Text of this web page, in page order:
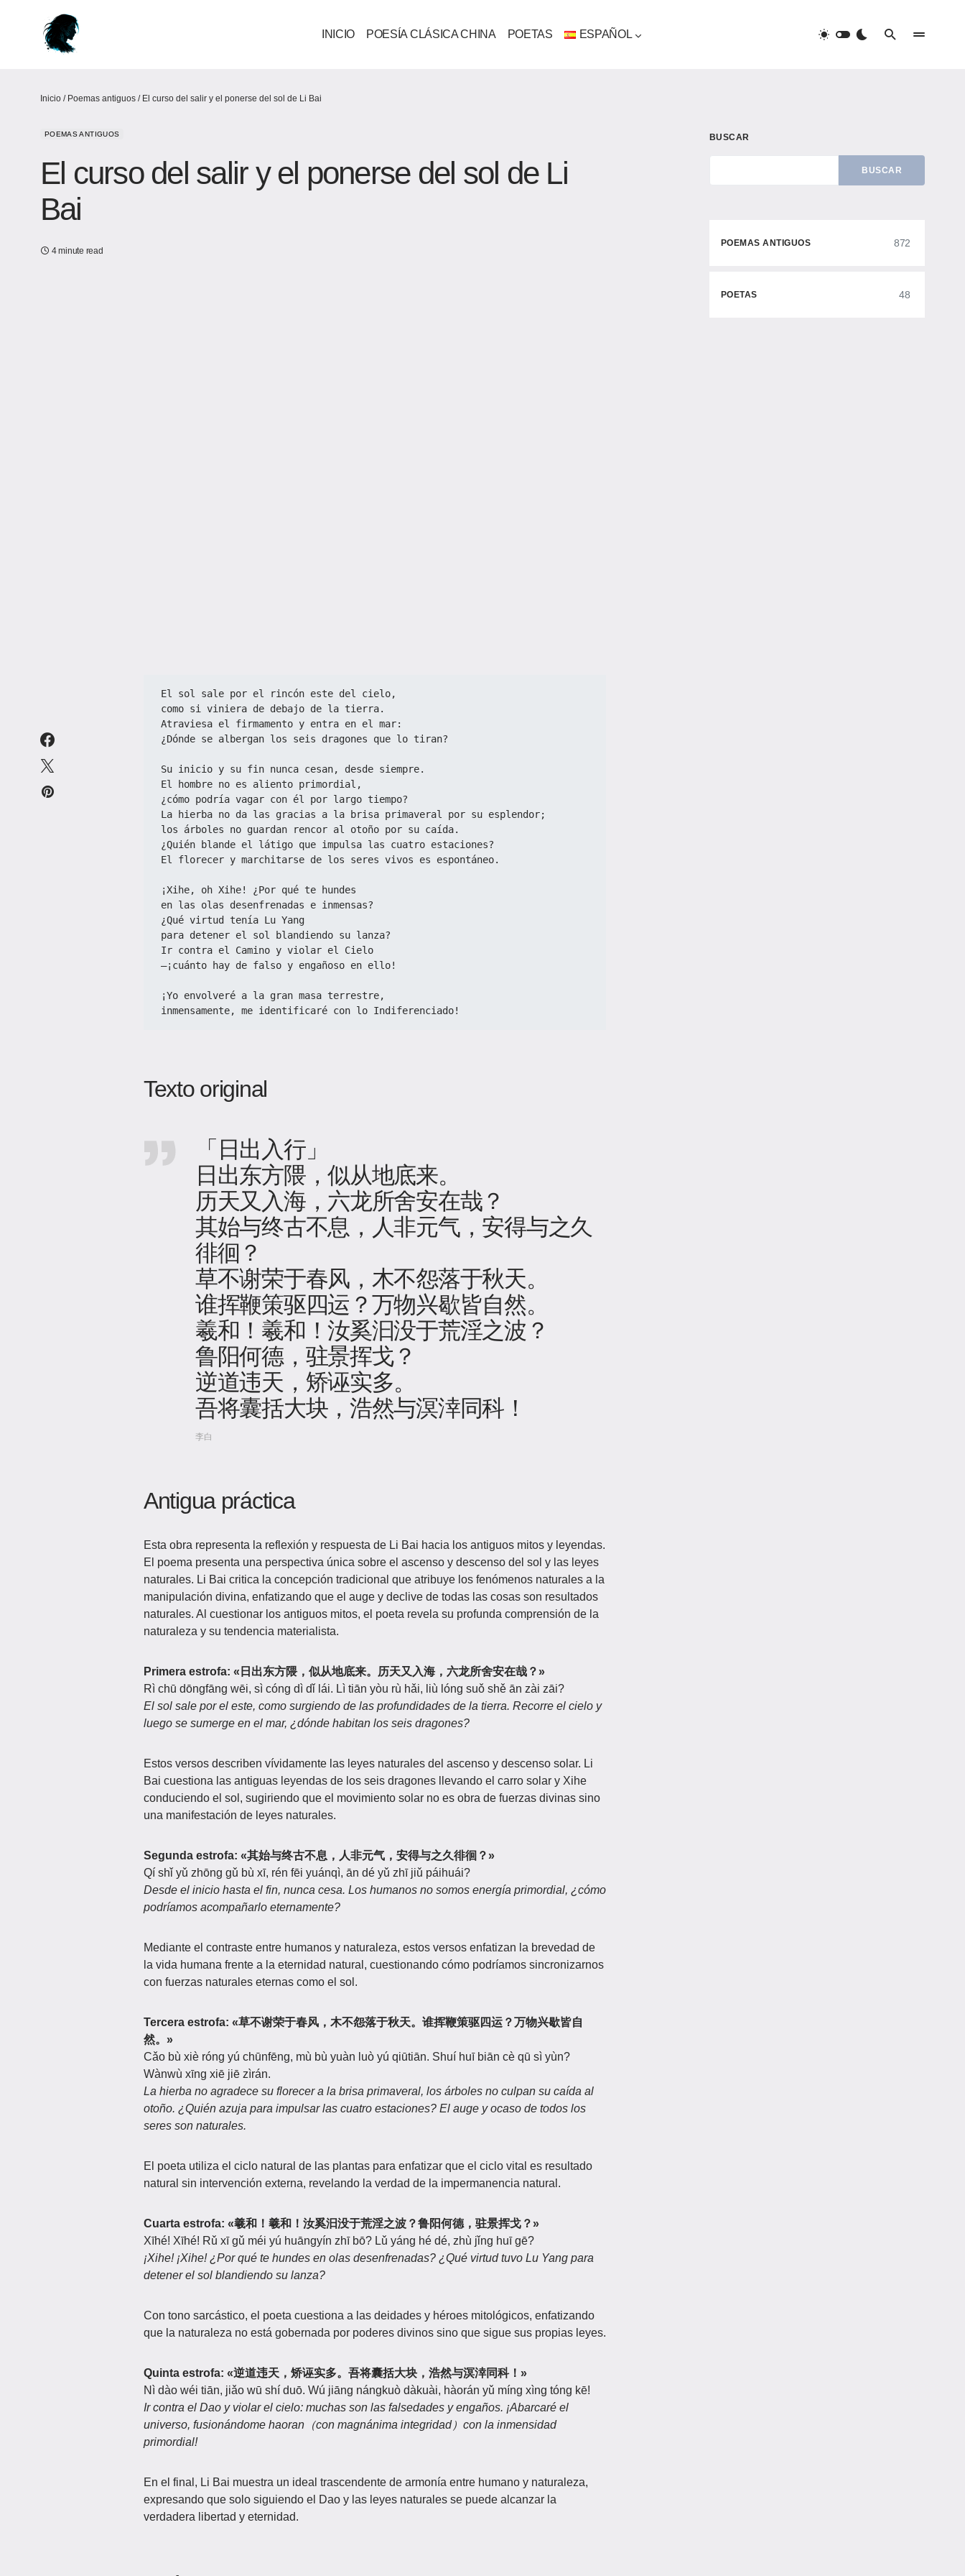
INICIO POESÍA CLÁSICA CHINA POETAS ESPAÑOL
Inicio / Poemas antiguos / El curso del salir y el ponerse del sol de Li Bai
POEMAS ANTIGUOS
El curso del salir y el ponerse del sol de Li
Bai
4 minute read
El sol sale por el rincón este del cielo,
como si viniera de debajo de la tierra.
Atraviesa el firmamento y entra en el mar:
¿Dónde se albergan los seis dragones que lo tiran?
Su inicio y su fin nunca cesan, desde siempre.
El hombre no es aliento primordial,
¿cómo podría vagar con él por largo tiempo?
La hierba no da las gracias a la brisa primaveral por su esplendor;
los árboles no guardan rencor al otoño por su caída.
¿Quién blande el látigo que impulsa las cuatro estaciones?
El florecer y marchitarse de los seres vivos es espontáneo.
¡Xihe, oh Xihe! ¿Por qué te hundes
en las olas desenfrenadas e inmensas?
¿Qué virtud tenía Lu Yang
para detener el sol blandiendo su lanza?
Ir contra el Camino y violar el Cielo
—¡cuánto hay de falso y engañoso en ello!
¡Yo envolveré a la gran masa terrestre,
inmensamente, me identificaré con lo Indiferenciado!
Texto original
「日出入行」
日出东方隈，似从地底来。
历天又入海，六龙所舍安在哉？
其始与终古不息，人非元气，安得与之久
徘徊？
草不谢荣于春风，木不怨落于秋天。
谁挥鞭策驱四运？万物兴歇皆自然。
羲和！羲和！汝奚汩没于荒淫之波？
鲁阳何德，驻景挥戈？
逆道违天，矫诬实多。
吾将囊括大块，浩然与溟涬同科！
李白
Antigua práctica
Esta obra representa la reflexión y respuesta de Li Bai hacia los antiguos mitos y leyendas.
El poema presenta una perspectiva única sobre el ascenso y descenso del sol y las leyes
naturales. Li Bai critica la concepción tradicional que atribuye los fenómenos naturales a la
manipulación divina, enfatizando que el auge y declive de todas las cosas son resultados
naturales. Al cuestionar los antiguos mitos, el poeta revela su profunda comprensión de la
naturaleza y su tendencia materialista.
Primera estrofa: «日出东方隈，似从地底来。历天又入海，六龙所舍安在哉？»
Rì chū dōngfāng wēi, sì cóng dì dǐ lái. Lì tiān yòu rù hǎi, liù lóng suǒ shě ān zài zāi?
El sol sale por el este, como surgiendo de las profundidades de la tierra. Recorre el cielo y
luego se sumerge en el mar, ¿dónde habitan los seis dragones?
Estos versos describen vívidamente las leyes naturales del ascenso y descenso solar. Li
Bai cuestiona las antiguas leyendas de los seis dragones llevando el carro solar y Xihe
conduciendo el sol, sugiriendo que el movimiento solar no es obra de fuerzas divinas sino
una manifestación de leyes naturales.
Segunda estrofa: «其始与终古不息，人非元气，安得与之久徘徊？»
Qí shǐ yǔ zhōng gǔ bù xī, rén fēi yuánqì, ān dé yǔ zhī jiǔ páihuái?
Desde el inicio hasta el fin, nunca cesa. Los humanos no somos energía primordial, ¿cómo
podríamos acompañarlo eternamente?
Mediante el contraste entre humanos y naturaleza, estos versos enfatizan la brevedad de
la vida humana frente a la eternidad natural, cuestionando cómo podríamos sincronizarnos
con fuerzas naturales eternas como el sol.
Tercera estrofa: «草不谢荣于春风，木不怨落于秋天。谁挥鞭策驱四运？万物兴歇皆自
然。»
Cǎo bù xiè róng yú chūnfēng, mù bù yuàn luò yú qiūtiān. Shuí huī biān cè qū sì yùn?
Wànwù xīng xiē jiē zìrán.
La hierba no agradece su florecer a la brisa primaveral, los árboles no culpan su caída al
otoño. ¿Quién azuja para impulsar las cuatro estaciones? El auge y ocaso de todos los
seres son naturales.
El poeta utiliza el ciclo natural de las plantas para enfatizar que el ciclo vital es resultado
natural sin intervención externa, revelando la verdad de la impermanencia natural.
Cuarta estrofa: «羲和！羲和！汝奚汩没于荒淫之波？鲁阳何德，驻景挥戈？»
Xīhé! Xīhé! Rǔ xī gǔ méi yú huāngyín zhī bō? Lǔ yáng hé dé, zhù jǐng huī gē?
¡Xihe! ¡Xihe! ¿Por qué te hundes en olas desenfrenadas? ¿Qué virtud tuvo Lu Yang para
detener el sol blandiendo su lanza?
Con tono sarcástico, el poeta cuestiona a las deidades y héroes mitológicos, enfatizando
que la naturaleza no está gobernada por poderes divinos sino que sigue sus propias leyes.
Quinta estrofa: «逆道违天，矫诬实多。吾将囊括大块，浩然与溟涬同科！»
Nì dào wéi tiān, jiǎo wū shí duō. Wú jiāng nángkuò dàkuài, hàorán yǔ míng xìng tóng kē!
Ir contra el Dao y violar el cielo: muchas son las falsedades y engaños. ¡Abarcaré el
universo, fusionándome haoran（con magnánima integridad）con la inmensidad
primordial!
En el final, Li Bai muestra un ideal trascendente de armonía entre humano y naturaleza,
expresando que solo siguiendo el Dao y las leyes naturales se puede alcanzar la
verdadera libertad y eternidad.
BUSCAR
BUSCAR
POEMAS ANTIGUOS 872
POETAS 48